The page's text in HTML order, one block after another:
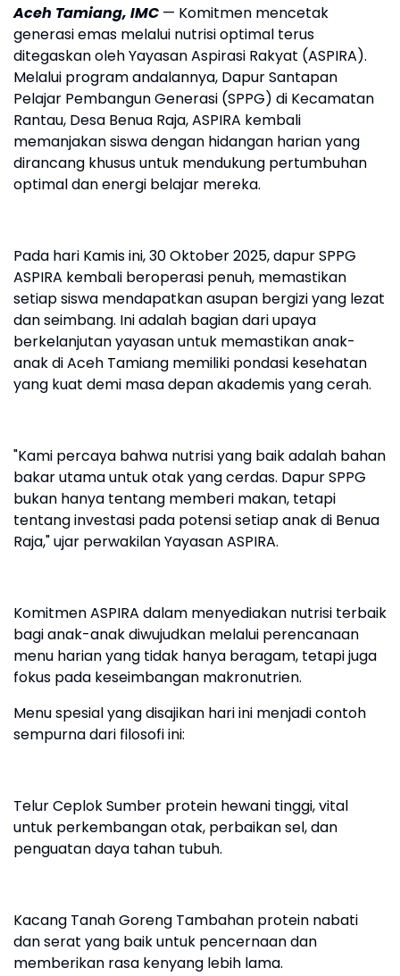
Aceh Tamiang, IMC — Komitmen mencetak
generasi emas melalui nutrisi optimal terus
ditegaskan oleh Yayasan Aspirasi Rakyat (ASPIRA).
Melalui program andalannya, Dapur Santapan
Pelajar Pembangun Generasi (SPPG) di Kecamatan
Rantau, Desa Benua Raja, ASPIRA kembali
memanjakan siswa dengan hidangan harian yang
dirancang khusus untuk mendukung pertumbuhan
optimal dan energi belajar mereka.
Pada hari Kamis ini, 30 Oktober 2025, dapur SPPG
ASPIRA kembali beroperasi penuh, memastikan
setiap siswa mendapatkan asupan bergizi yang lezat
dan seimbang. Ini adalah bagian dari upaya
berkelanjutan yayasan untuk memastikan anak-
anak di Aceh Tamiang memiliki pondasi kesehatan
yang kuat demi masa depan akademis yang cerah.
"Kami percaya bahwa nutrisi yang baik adalah bahan
bakar utama untuk otak yang cerdas. Dapur SPPG
bukan hanya tentang memberi makan, tetapi
tentang investasi pada potensi setiap anak di Benua
Raja," ujar perwakilan Yayasan ASPIRA.
Komitmen ASPIRA dalam menyediakan nutrisi terbaik
bagi anak-anak diwujudkan melalui perencanaan
menu harian yang tidak hanya beragam, tetapi juga
fokus pada keseimbangan makronutrien.
Menu spesial yang disajikan hari ini menjadi contoh
sempurna dari filosofi ini:
Telur Ceplok Sumber protein hewani tinggi, vital
untuk perkembangan otak, perbaikan sel, dan
penguatan daya tahan tubuh.
Kacang Tanah Goreng Tambahan protein nabati
dan serat yang baik untuk pencernaan dan
memberikan rasa kenyang lebih lama.